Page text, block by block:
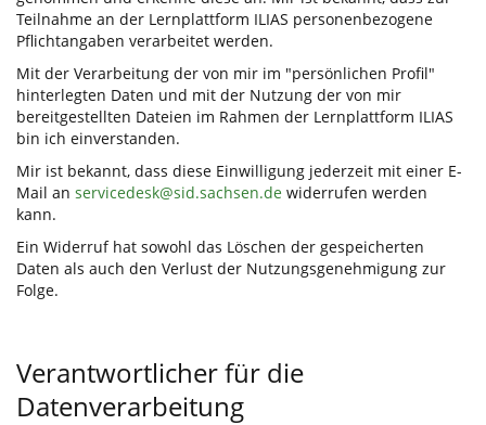
Teilnahme an der Lernplattform ILIAS personenbezogene
Pflichtangaben verarbeitet werden.
Mit der Verarbeitung der von mir im "persönlichen Profil"
hinterlegten Daten und mit der Nutzung der von mir
bereitgestellten Dateien im Rahmen der Lernplattform ILIAS
bin ich einverstanden.
Mir ist bekannt, dass diese Einwilligung jederzeit mit einer E-
Mail an servicedesk@sid.sachsen.de widerrufen werden
kann.
Ein Widerruf hat sowohl das Löschen der gespeicherten
Daten als auch den Verlust der Nutzungsgenehmigung zur
Folge.
Verantwortlicher für die
Datenverarbeitung